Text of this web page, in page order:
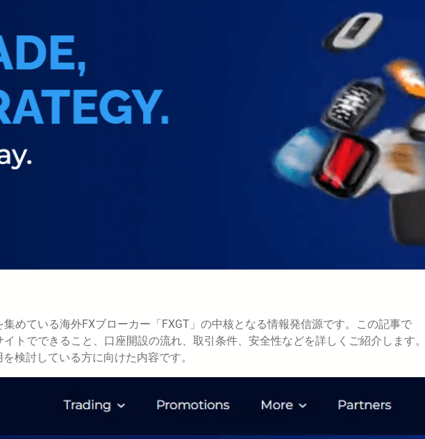
めている海外FXブローカー「FXGT」の中核となる情報発信源です。この記事で
トでできること、口座開設の流れ、取引条件、安全性などを詳しくご紹介します。
検討している方に向けた内容です。